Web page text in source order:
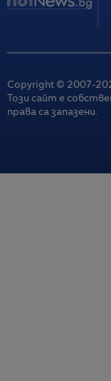
Copyright © 2007-
Този сайт е
права са запазени.